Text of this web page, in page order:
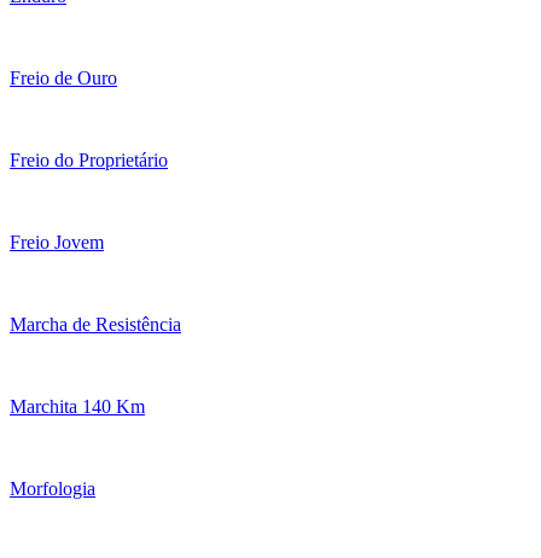
Freio de Ouro
Freio do Proprietário
Freio Jovem
Marcha de Resistência
Marchita 140 Km
Morfologia